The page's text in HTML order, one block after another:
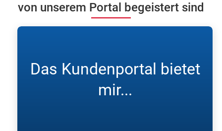
von unserem Portal begeistert sind
Das Kundenportal bietet
mir...